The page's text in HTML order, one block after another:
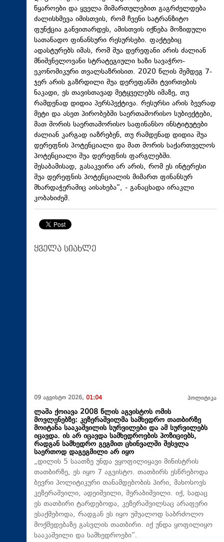
წყაროები და ყველა მიმართულებით გაგრძელდება
ძალისხმევა იმისთვის, რომ ჩვენი სატრანზიტო
ფუნქცია განვითარდეს, ამისთვის იქნება მოზიდული
სათანადო ფინანსური რესურსები. ფაქტებიც
ადასტურებს იმას, რომ შუა დერეფანი არის ძალიან
მნიშვნელოვანი სტრატეგიული ხაზი სავაჭრო-
ეკონომიკური თვალსაზრისით. 2020 წლის შემდეგ 7-
ჯერ არის გაზრდილი შუა დერეფანში ტვირთების
ნაკადი, ეს თავისთავად მეტყველებს იმაზე, თუ
რამდენად დიდია პერსპექტივა. რესურსი არის ბევრად
მეტი და ასეთ პირობებში საერთაშორისო სუბიექტები,
მათ შორის საერთაშორისო საფინანსო ინსტიტუტები
ძალიან კარგად იაზრებენ, თუ რამდენად დიდია შუა
დერეფნის პოტენციალი და მათ შორის საქართველოს
პოტენციალი შუა დერეფნის ფარგლებში.
შესაბამისად, გასაკვირი არ არის, რომ ეს ინტერესი
შუა დერეფნის პოტენციალის მიმართ ფინანსურ
მხარდაჭერაშიც აისახება“, - განაცხადა ირაკლი
კობახიძემ.
ყველა სიახლე
09 აგვისტო 2026, 01:04 პოლიტიკა
ლაშა ქოიავა 2008 წლის აგვისტოს ომის
მოვლენებზე: კეზერაშვილმა სამხედრო თათბირზე
მოიტანა სააკაშვილის სურვილები და ამ სურვილებს
იცავდა. ის არ იცავდა სამხედროების პოზიციებს,
რადგან სამხედრო გეგმით ცხინვალში შესვლა
საერთოდ დაგეგმილი არ იყო
„დილის 5 საათზე უნდა ვყოფილიყავი მინისტრის
თათბირზე, ეს იყო 7 აგვისტო. თათბირს ესწრებოდა
ბევრი პოლიტიკური თანამდებობის პირი, მახოსოვს
კეზერაშვილი, ადეიშვილი, მერაბიშვილი. იქ, სადაც
ეს თათბირი ტარდებოდა, კეზერაშვილსაც არაფერი
ესაქმებოდა, რადგან ეს იყო უშუალოდ საბრძოლო
მოქმედებაზე გასვლის თათბირი. იქ უნდა ყოფილიყო
სააკაშვილი და სამხედროები“.